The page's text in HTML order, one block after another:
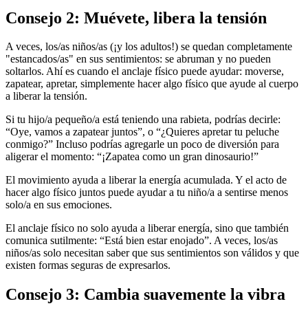
Consejo 2: Muévete, libera la tensión
A veces, los/as niños/as (¡y los adultos!) se quedan completamente
"estancados/as" en sus sentimientos: se abruman y no pueden
soltarlos. Ahí es cuando el anclaje físico puede ayudar: moverse,
zapatear, apretar, simplemente hacer algo físico que ayude al cuerpo
a liberar la tensión.
Si tu hijo/a pequeño/a está teniendo una rabieta, podrías decirle:
“Oye, vamos a zapatear juntos”, o “¿Quieres apretar tu peluche
conmigo?” Incluso podrías agregarle un poco de diversión para
aligerar el momento: “¡Zapatea como un gran dinosaurio!”
El movimiento ayuda a liberar la energía acumulada. Y el acto de
hacer algo físico juntos puede ayudar a tu niño/a a sentirse menos
solo/a en sus emociones.
El anclaje físico no solo ayuda a liberar energía, sino que también
comunica sutilmente: “Está bien estar enojado”. A veces, los/as
niños/as solo necesitan saber que sus sentimientos son válidos y que
existen formas seguras de expresarlos.
Consejo 3: Cambia suavemente la vibra